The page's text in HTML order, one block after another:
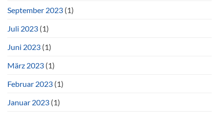
September 2023 (1)
Juli 2023 (1)
Juni 2023 (1)
März 2023 (1)
Februar 2023 (1)
Januar 2023 (1)